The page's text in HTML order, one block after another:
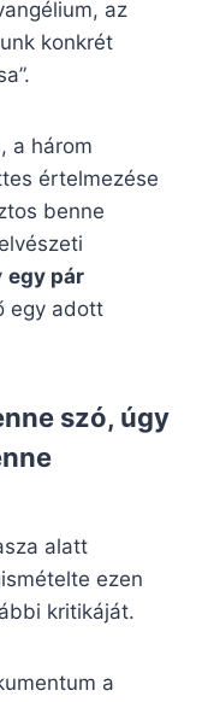
az
konkrét
a három
értelmezése
benne
egy pár
egy adott
szó, úgy
alatt
ezen
kritikáját.
a